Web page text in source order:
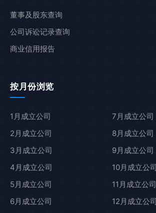
董事及股东查询
公司诉讼记录查询
商业信用报告
按月份浏览
1月成立公司
2月成立公司
3月成立公司
4月成立公司
5月成立公司
6月成立公司
7月成立公司
8月成立公司
9月成立公司
10月成立公司
11月成立公司
12月成立公司